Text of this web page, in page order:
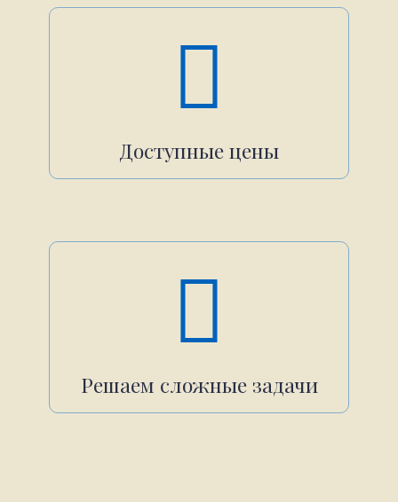
Доступные цены
Решаем сложные задачи